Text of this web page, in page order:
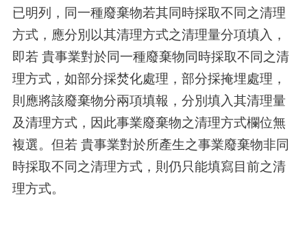
已明列，同一種廢棄物若其同時採取不同之清理
方式，應分別以其清理方式之清理量分項填入，
即若 貴事業對於同一種廢棄物同時採取不同之清
理方式，如部分採焚化處理，部分採掩埋處理，
則應將該廢棄物分兩項填報，分別填入其清理量
及清理方式，因此事業廢棄物之清理方式欄位無
複選。但若 貴事業對於所產生之事業廢棄物非同
時採取不同之清理方式，則仍只能填寫目前之清
理方式。